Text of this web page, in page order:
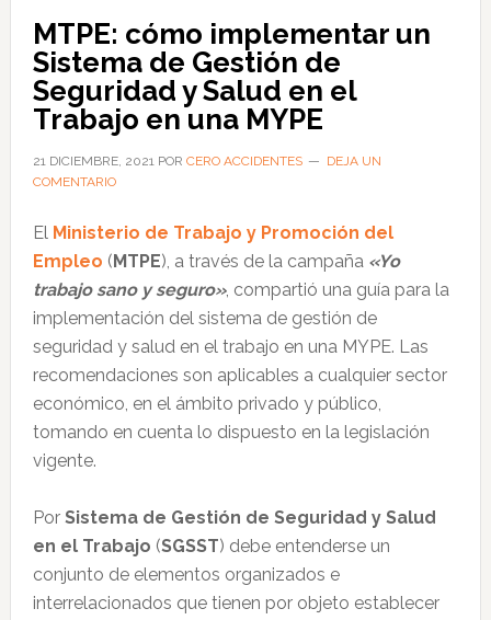
MTPE: cómo implementar un
Sistema de Gestión de
Seguridad y Salud en el
Trabajo en una MYPE
21 DICIEMBRE, 2021POR CERO ACCIDENTES
DEJA UN
COMENTARIO
El Ministerio de Trabajo y Promoción del
Empleo (MTPE), a través de la campaña «Yo
trabajo sano y seguro», compartió una guía para la
implementación del sistema de gestión de
seguridad y salud en el trabajo en una MYPE. Las
recomendaciones son aplicables a cualquier sector
económico, en el ámbito privado y público,
tomando en cuenta lo dispuesto en la legislación
vigente.
Por Sistema de Gestión de Seguridad y Salud
en el Trabajo (SGSST) debe entenderse un
conjunto de elementos organizados e
interrelacionados que tienen por objeto establecer